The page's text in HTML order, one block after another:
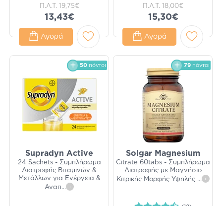
Π.Λ.Τ. 19,75€
13,43€
Αγορά
Π.Λ.Τ. 18,00€
15,30€
Αγορά
50 πόντοι
Supradyn Active
24 Sachets - Συμπλήρωμα
Διατροφής Βιταμινών &
Μετάλλων για Ενέργεια &
Αναπ... i
79 πόντοι
Solgar Magnesium
Citrate 60tabs - Συμπλήρωμα
Διατροφής με Μαγνήσιο
Κιτρικής Μορφής Υψηλής ... i